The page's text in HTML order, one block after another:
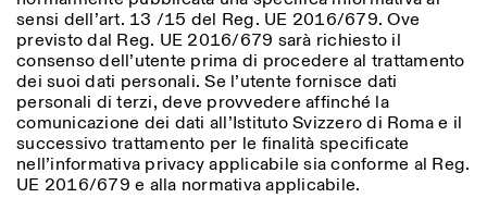
Facebook Instagram Linkedin Vimeo
Privacy Policy
18:30
VISITE GUIDATE:
Solo su prenotazione
(italiano, inglese)
Tariffa: 10€ per persona
Per prenotazioni:
visite@istitutosvizzero.it
Ingresso non consentito
agli animali
Durata (giorni)
1
365
> 1
sensi dell’art. 13 /15 del Reg. UE 2016/679. Ove
previsto dal Reg. UE 2016/679 sarà richiesto il
consenso dell’utente prima di procedere al trattamento
dei suoi dati personali. Se l’utente fornisce dati
personali di terzi, deve provvedere affinché la
comunicazione dei dati all’Istituto Svizzero di Roma e il
successivo trattamento per le finalità specificate
nell’informativa privacy applicabile sia conforme al Reg.
UE 2016/679 e alla normativa applicabile.